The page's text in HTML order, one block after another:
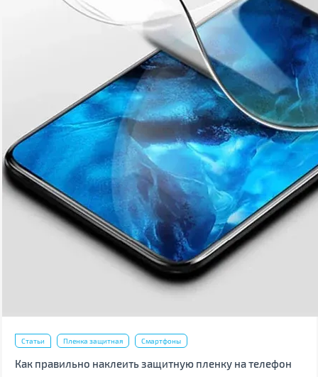
Статьи Пленка защитная Смартфоны
Как правильно наклеить защитную пленку на телефон